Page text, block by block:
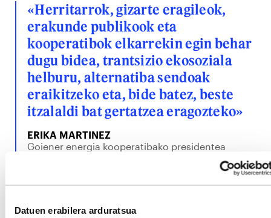
Datuen erabilera arduratsua
«Herritarrok, gizarte eragileok,
erakunde publikook eta
kooperatibok elkarrekin egin behar
dugu bidea, trantsizio ekosoziala
helburu, alternatiba sendoak
eraikitzeko eta, bide batez, beste
itzalaldi bat gertatzea eragozteko»
ERIKA MARTINEZ
Goiener energia kooperatibako presidentea
Garaialderen ustez, «baliabideak kolektibizatzea»
da gaur egun dugun aukera, «boterea gutxi batzuen
esku gera ez dadin eta erabilera arduratsua eta